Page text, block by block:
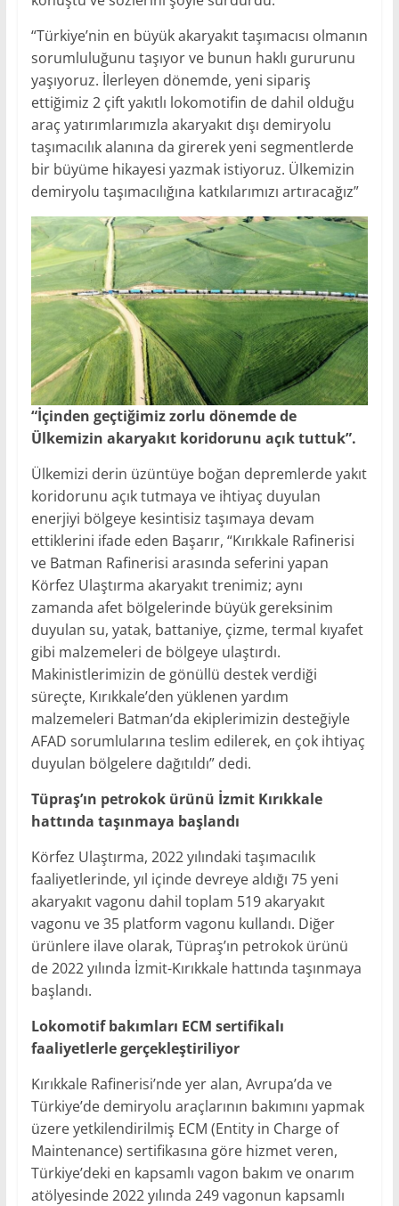
“Türkiye’nin en büyük akaryakıt taşımacısı olmanın
sorumluluğunu taşıyor ve bunun haklı gururunu
yaşıyoruz. İlerleyen dönemde, yeni sipariş
ettiğimiz 2 çift yakıtlı lokomotifin de dahil olduğu
araç yatırımlarımızla akaryakıt dışı demiryolu
taşımacılık alanına da girerek yeni segmentlerde
bir büyüme hikayesi yazmak istiyoruz. Ülkemizin
demiryolu taşımacılığına katkılarımızı artıracağız”
“İçinden geçtiğimiz zorlu dönemde de
Ülkemizin akaryakıt koridorunu açık tuttuk”.
Ülkemizi derin üzüntüye boğan depremlerde yakıt
koridorunu açık tutmaya ve ihtiyaç duyulan
enerjiyi bölgeye kesintisiz taşımaya devam
ettiklerini ifade eden Başarır, “Kırıkkale Rafinerisi
ve Batman Rafinerisi arasında seferini yapan
Körfez Ulaştırma akaryakıt trenimiz; aynı
zamanda afet bölgelerinde büyük gereksinim
duyulan su, yatak, battaniye, çizme, termal kıyafet
gibi malzemeleri de bölgeye ulaştırdı.
Makinistlerimizin de gönüllü destek verdiği
süreçte, Kırıkkale’den yüklenen yardım
malzemeleri Batman’da ekiplerimizin desteğiyle
AFAD sorumlularına teslim edilerek, en çok ihtiyaç
duyulan bölgelere dağıtıldı” dedi.
Tüpraş’ın petrokok ürünü İzmit Kırıkkale
hattında taşınmaya başlandı
Körfez Ulaştırma, 2022 yılındaki taşımacılık
faaliyetlerinde, yıl içinde devreye aldığı 75 yeni
akaryakıt vagonu dahil toplam 519 akaryakıt
vagonu ve 35 platform vagonu kullandı. Diğer
ürünlere ilave olarak, Tüpraş’ın petrokok ürünü
de 2022 yılında İzmit-Kırıkkale hattında taşınmaya
başlandı.
Lokomotif bakımları ECM sertifikalı
faaliyetlerle gerçekleştiriliyor
Kırıkkale Rafinerisi’nde yer alan, Avrupa’da ve
Türkiye’de demiryolu araçlarının bakımını yapmak
üzere yetkilendirilmiş ECM (Entity in Charge of
Maintenance) sertifikasına göre hizmet veren,
Türkiye’deki en kapsamlı vagon bakım ve onarım
atölyesinde 2022 yılında 249 vagonun kapsamlı